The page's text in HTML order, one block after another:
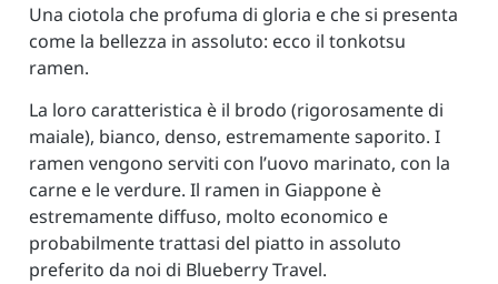
Una ciotola che profuma di gloria e che si presenta
come la bellezza in assoluto: ecco il tonkotsu
ramen.
La loro caratteristica è il brodo (rigorosamente di
maiale), bianco, denso, estremamente saporito. I
ramen vengono serviti con l’uovo marinato, con la
carne e le verdure. Il ramen in Giappone è
estremamente diffuso, molto economico e
probabilmente trattasi del piatto in assoluto
preferito da noi di Blueberry Travel.